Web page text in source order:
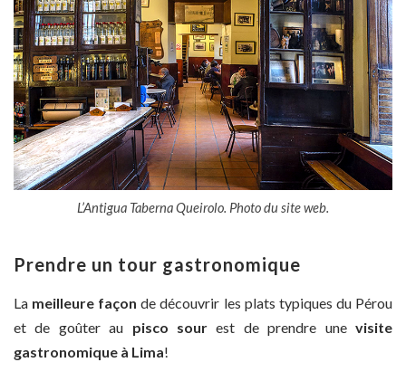
L’Antigua Taberna Queirolo. Photo du site web.
Prendre un tour gastronomique
La meilleure façon de découvrir les plats typiques du Pérou
et de goûter au pisco sour est de prendre unevisite
gastronomique à Lima!